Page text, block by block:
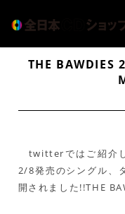
THE BAWDIES
twitterではご紹介し
2/8発売のシングル、
開されました!!THE